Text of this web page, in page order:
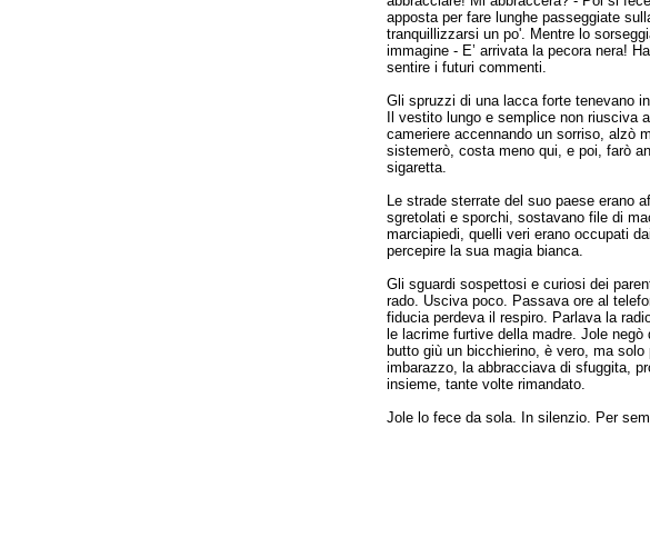
apposta per fare lunghe passeggiate
tranquillizzarsi un po'. Mentre lo
immagine - E’ arrivata la pecora nera!
sentire i futuri commenti.
Gli spruzzi di una lacca forte tenevano
Il vestito lungo e semplice non riusciva
cameriere accennando un sorriso, alzò
sistemerò, costa meno qui, e poi, farò
sigaretta.
Le strade sterrate del suo paese erano
sgretolati e sporchi, sostavano file di
marciapiedi, quelli veri erano occupati
percepire la sua magia bianca.
Gli sguardi sospettosi e curiosi dei
rado. Usciva poco. Passava ore al
fiducia perdeva il respiro. Parlava la
le lacrime furtive della madre. Jole
butto giù un bicchierino, è vero, ma
imbarazzo, la abbracciava di sfuggita,
insieme, tante volte rimandato.
Jole lo fece da sola. In silenzio. Per